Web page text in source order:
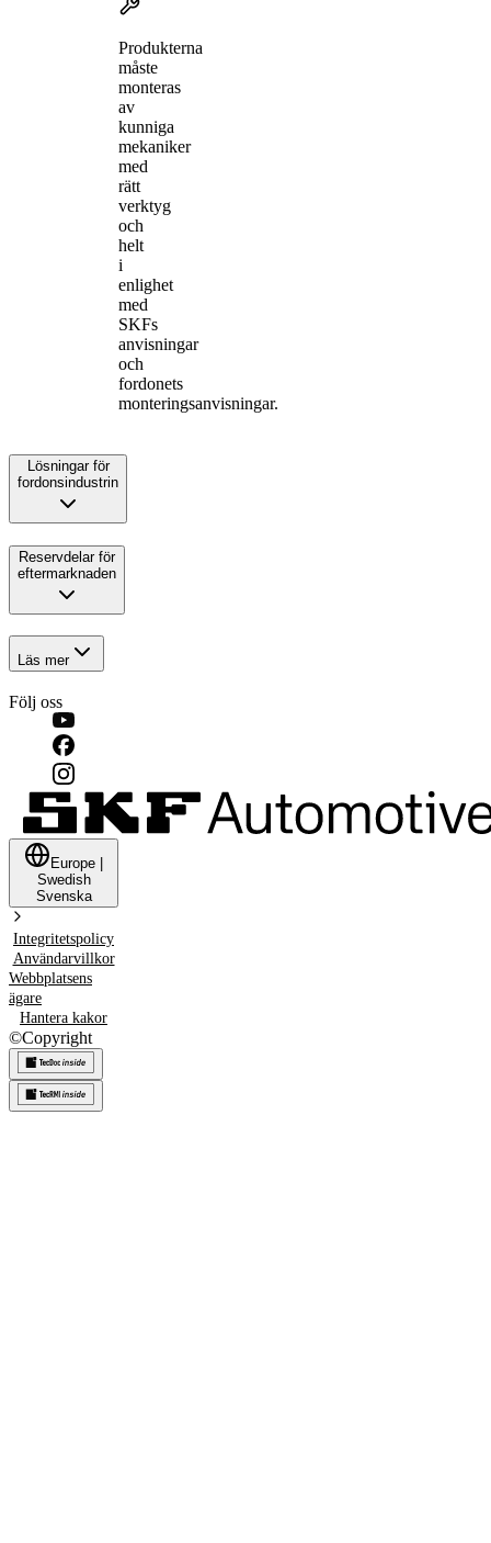
Produkterna
måste
monteras
av
kunniga
mekaniker
med
rätt
verktyg
och
helt
i
enlighet
med
SKFs
anvisningar
och
fordonets
monteringsanvisningar.
Lösningar för
fordonsindustrin
Reservdelar för
eftermarknaden
Läs mer
Följ oss
Europe
Swedish
Svenska
Integritetspolicy
Användarvillkor
Webbplatsens
ägare
Hantera kakor
©Copyright